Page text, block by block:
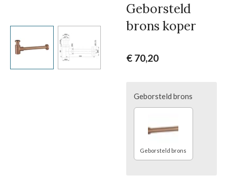
Geborsteld
brons koper
€ 70,20
Geborsteld brons
Geborsteld brons